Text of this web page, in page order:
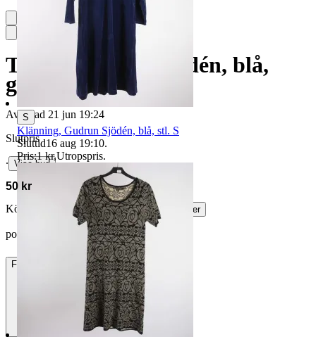
Tröja, Gudrun Sjödén, blå,
grå, 55% lin, stl. S.
Avslutad 21 jun 19:24
Slutpris
∙ Visa bud
50 kr
Köparskydd är valfritt hos företag.
Läs mer
polite_nataliia vann auktionen
Frakt
S
Klänning, Gudrun Sjödén, blå, stl. S
Sluttid16 aug 19:10.
Pris:1 kr,Utropspris.